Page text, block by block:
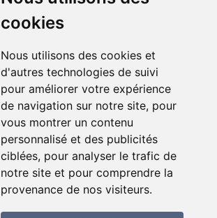
cookies
Nous utilisons des cookies et
d'autres technologies de suivi
pour améliorer votre expérience
de navigation sur notre site, pour
vous montrer un contenu
personnalisé et des publicités
ciblées, pour analyser le trafic de
notre site et pour comprendre la
provenance de nos visiteurs.